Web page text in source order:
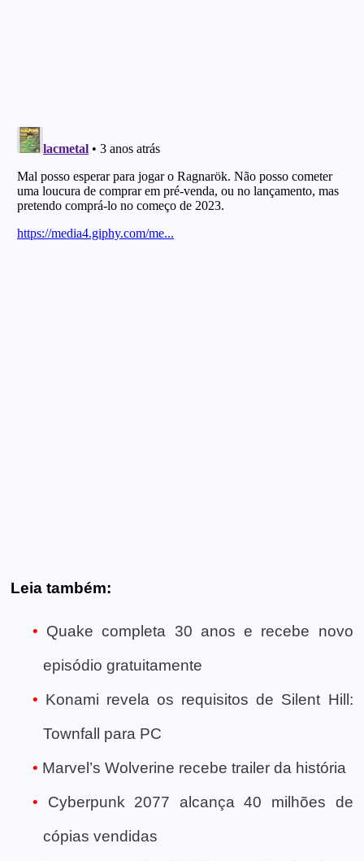
Leia também:
Quake completa 30 anos e recebe novo
episódio gratuitamente
Konami revela os requisitos de Silent Hill:
Townfall para PC
Marvel’s Wolverine recebe trailer da história
Cyberpunk 2077 alcança 40 milhões de
cópias vendidas